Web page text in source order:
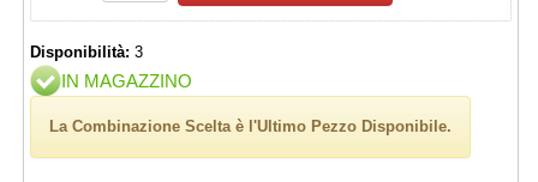
Disponibilità: 3
IN MAGAZZINO
La Combinazione Scelta è l'Ultimo Pezzo Disponibile.